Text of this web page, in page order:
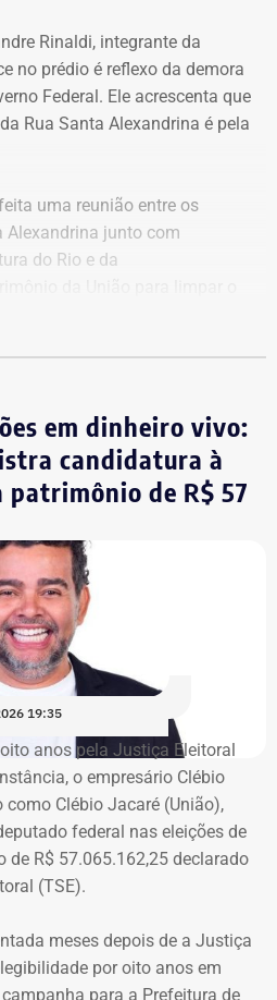
Rinaldi, integrante da
no prédio é reflexo da demora
Federal. Ele acrescenta que
Rua Santa Alexandrina é pela
uma reunião entre os
Alexandrina junto com
do Rio e da
Arquivo Nacional. Mas o
tanto para agir que hoje
afirma que
após quatro
Luta nos Bairros, Vilas e
afirmou que o grupo de
prédio depois de sofrer quatro
O objetivo da
ao imóvel uma função social
básicas das famílias. Desde
faltou comida. Só o que falta
morar. Queremos fazer
que nunca foi cumprido”
Populares do Rio de Janeiro
e solidariedade e lembrou
em dinheiro vivo:
candidatura à
patrimônio de R$ 57
19:35
anos pela Justiça Eleitoral
o empresário Clébio
como Clébio Jacaré (União),
federal nas eleições de
R$ 57.065.162,25 declarado
(TSE).
meses depois de a Justiça
por oito anos em
para a Prefeitura de